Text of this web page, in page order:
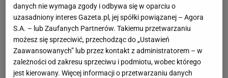
danych nie wymaga zgody i odbywa się w oparciu o
uzasadniony interes Gazeta.pl, jej spółki powiązanej – Agora
S.A. – lub Zaufanych Partnerów. Takiemu przetwarzaniu
możesz się sprzeciwić, przechodząc do „Ustawień
Zaawansowanych” lub przez kontakt z administratorem – w
zależności od zakresu sprzeciwu i podmiotu, wobec którego
jest kierowany. Więcej informacji o przetwarzaniu danych